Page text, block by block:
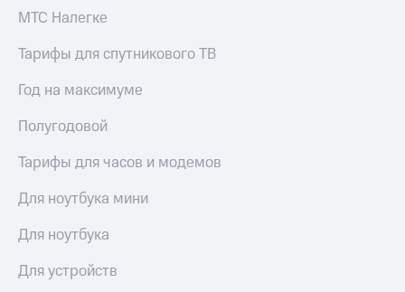
капитал
и
Рынок
Программа
Порядок
выкупа
акций
Дивиденды
Рынок
облигаций
МТС Налегке
Тарифы для спутникового ТВ
Год на максимуме
Полугодовой
Тарифы для часов и модемов
Для ноутбука мини
Для ноутбука
Для устройств